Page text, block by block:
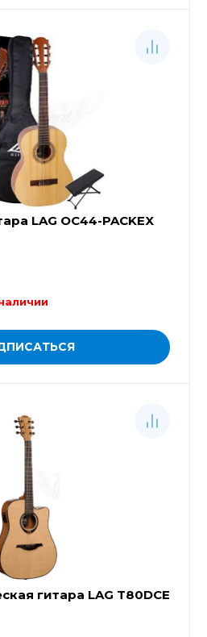
LAG OC44-PACKEX
гитара LAG T80DCE